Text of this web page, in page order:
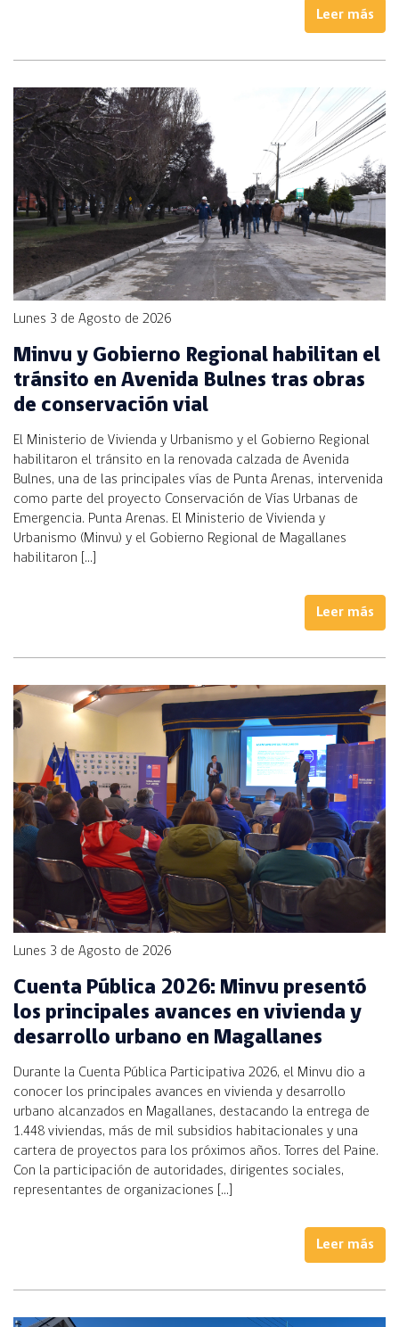
Leer más
Lunes 3 de Agosto de 2026
Minvu y Gobierno Regional habilitan el
tránsito en Avenida Bulnes tras obras
de conservación vial
El Ministerio de Vivienda y Urbanismo y el Gobierno Regional
habilitaron el tránsito en la renovada calzada de Avenida
Bulnes, una de las principales vías de Punta Arenas, intervenida
como parte del proyecto Conservación de Vías Urbanas de
Emergencia. Punta Arenas. El Ministerio de Vivienda y
Urbanismo (Minvu) y el Gobierno Regional de Magallanes
habilitaron […]
Leer más
Lunes 3 de Agosto de 2026
Cuenta Pública 2026: Minvu presentó
los principales avances en vivienda y
desarrollo urbano en Magallanes
Durante la Cuenta Pública Participativa 2026, el Minvu dio a
conocer los principales avances en vivienda y desarrollo
urbano alcanzados en Magallanes, destacando la entrega de
1.448 viviendas, más de mil subsidios habitacionales y una
cartera de proyectos para los próximos años. Torres del Paine.
Con la participación de autoridades, dirigentes sociales,
representantes de organizaciones […]
Leer más